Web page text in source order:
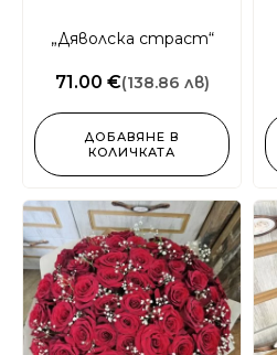
„Дяволска страст“
71.00 €(138.86 лв)
ДОБАВЯНЕ В
КОЛИЧКАТА